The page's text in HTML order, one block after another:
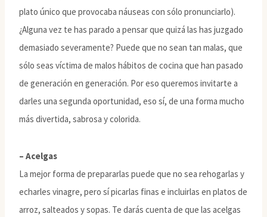
plato único que provocaba náuseas con sólo pronunciarlo).
¿Alguna vez te has parado a pensar que quizá las has juzgado
demasiado severamente? Puede que no sean tan malas, que
sólo seas víctima de malos hábitos de cocina que han pasado
de generación en generación. Por eso queremos invitarte a
darles una segunda oportunidad, eso sí, de una forma mucho
más divertida, sabrosa y colorida.
– Acelgas
La mejor forma de prepararlas puede que no sea rehogarlas y
echarles vinagre, pero sí picarlas finas e incluirlas en platos de
arroz, salteados y sopas. Te darás cuenta de que las acelgas